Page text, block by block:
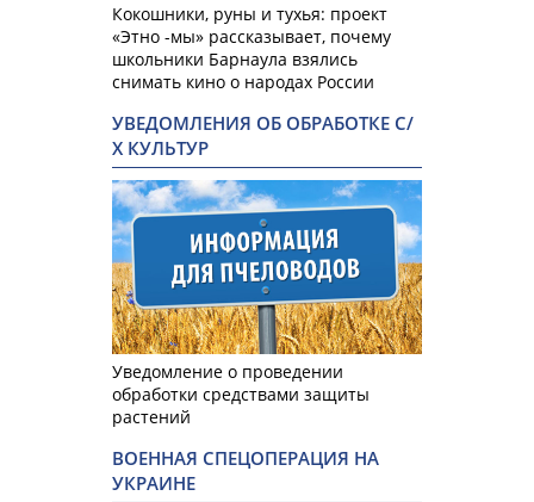
Кокошники, руны и тухья: проект
«Этно -мы» рассказывает, почему
школьники Барнаула взялись
снимать кино о народах России
УВЕДОМЛЕНИЯ ОБ ОБРАБОТКЕ С/
Х КУЛЬТУР
Уведомление о проведении
обработки средствами защиты
растений
ВОЕННАЯ СПЕЦОПЕРАЦИЯ НА
УКРАИНЕ